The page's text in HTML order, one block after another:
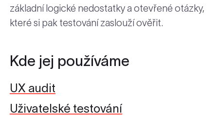
základní logické nedostatky a otevřené otázky,
které si pak testování zaslouží ověřit.
Kde jej používáme
UX audit
Uživatelské testování